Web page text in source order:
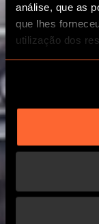
análise, que as
que lhes
utilização dos